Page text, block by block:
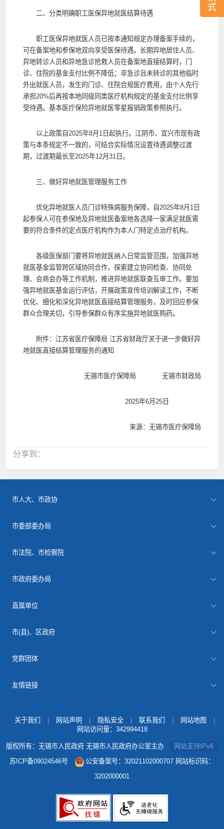
式
二、分类明确职工医保异地就医结算待遇
职工医保异地就医人员已按本通知规定办理备案手续的，
可在备案地和参保地双向享受医保待遇。长期异地居住人员、
异地转诊人员和异地急诊抢救人员在备案地直接结算时，门
诊、住院的基金支付比例不降低；非急诊且未转诊的其他临时
外出就医人员，发生的门诊、住院合规医疗费用，由个人先行
承担20%后再按本地同级同类医疗机构规定的基金支付比例享
受待遇。基本医疗保险异地就医零星报销政策参照执行。
以上政策自2025年8月1日起执行。江阴市、宜兴市现有政
策与本条规定不一致的，可结合实际情况设置待遇调整过渡
期，过渡期最长至2025年12月31日。
三、做好异地就医管理服务工作
优化异地就医人员门诊特殊病服务保障，自2025年8月1日
起参保人可在参保地及异地就医备案地各选择一家满足就医需
要的符合条件的定点医疗机构作为本人门特定点治疗机构。
各级医保部门要将异地就医纳入日常监管范围，加强异地
就医基金监管跨区域协同合作，探索建立协同检查、协同处
理、会商会办等工作机制，推进异地就医联查互审工作。要加
强异地就医基金运行评估，开展政策宣传培训解读工作，不断
优化、细化和深化异地就医直接结算管理服务，及时回应参保
群众合理关切，引导参保群众有序实施异地就医购药。
附件： 江苏省医疗保障局 江苏省财政厅关于进一步做好异
地就医直接结算管理服务的通知
无锡市医疗保障局 无锡市财政局
2025年6月25日
来源：无锡市医疗保障局
分享到：
市人大、市政协
市委部委办局
市法院、市检察院
市政府委办局
直属单位
市(县)、区政府
党群团体
友情链接
关于我们 网站声明 隐私安全 联系我们 网站地图
网站访问量： 342994418
版权所有：无锡市人民政府 无锡市人民政府办公室主办
网站支持IPv6
苏ICP备09024546号
公安备案号：32021102000707 网站标识码：
3202000001